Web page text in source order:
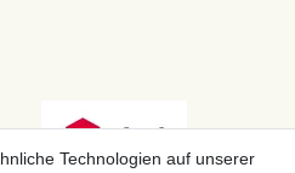
Technologien auf unserer